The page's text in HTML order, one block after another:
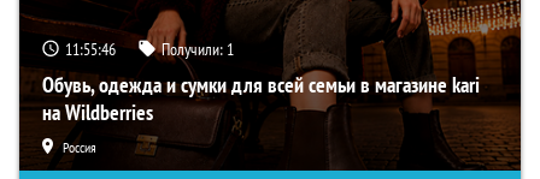
11:55:45 Получили: 1
Обувь, одежда и сумки для всей семьи в магазине kari
на Wildberries
Россия